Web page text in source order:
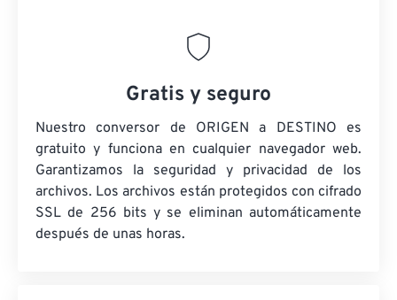
Gratis y seguro
Nuestro conversor de ORIGEN a DESTINO es
gratuito y funciona en cualquier navegador web.
Garantizamos la seguridad y privacidad de los
archivos. Los archivos están protegidos con cifrado
SSL de 256 bits y se eliminan automáticamente
después de unas horas.